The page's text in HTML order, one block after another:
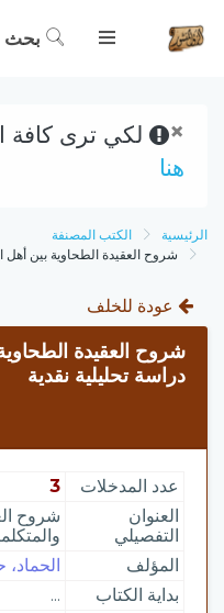
بحث
× لكي ترى كافة
هنا
الرئيسية
الكتب المصنفة
شروح العقيدة الطحاوية بين أهل
عودة للخلف
شروح العقيدة
دراسة تحليلية نقدية
عدد المدخلات
3
العنوان
التفصيلي
شروح
المؤلف
بداية الكتاب
...